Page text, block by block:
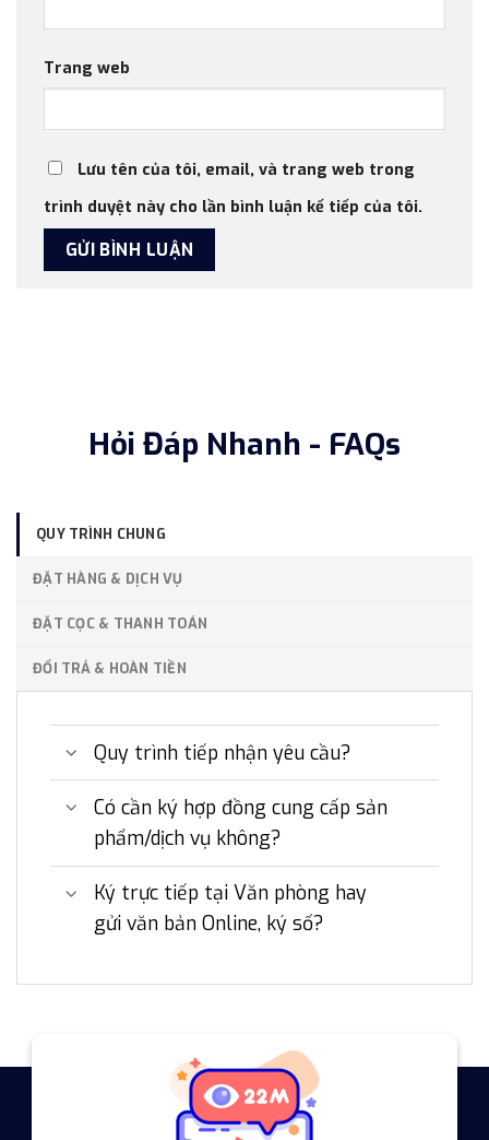
Trang web
Lưu tên của tôi, email, và trang web trong
trình duyệt này cho lần bình luận kế tiếp của tôi.
Hỏi Đáp Nhanh - FAQs
QUY TRÌNH CHUNG
ĐẶT HÀNG & DỊCH VỤ
ĐẶT CỌC & THANH TOÁN
ĐỔI TRẢ & HOÀN TIỀN
Quy trình tiếp nhận yêu cầu?
Có cần ký hợp đồng cung cấp sản
phẩm/dịch vụ không?
Ký trực tiếp tại Văn phòng hay
gửi văn bản Online, ký số?